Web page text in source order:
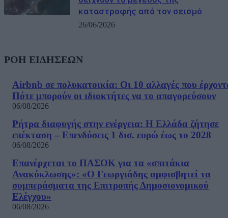
καταστροφής από τον σεισμό
26/06/2026
ΡΟΗ ΕΙΔΗΣΕΩΝ
Airbnb σε πολυκατοικία: Οι 10 αλλαγές που
Πότε μπορούν οι ιδιοκτήτες να το απαγορεύσουν
06/08/2026
Ρήτρα διαφυγής στην ενέργεια: Η Ελλάδα ζήτησε
επέκταση – Επενδύσεις 1 δισ. ευρώ έως το 2028
06/08/2026
Επανέρχεται το ΠΑΣΟΚ για τα «σπιτάκια
Ανακύκλωσης»: «Ο Γεωργιάδης αμφισβητεί τα
συμπεράσματα της Επιτροπής Δημοσιονομικού
Ελέγχου»
06/08/2026